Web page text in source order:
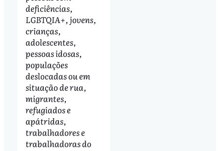
deficiências,
LGBTQIA+, jovens,
crianças,
adolescentes,
pessoas idosas,
populações
deslocadas ou em
situação de rua,
migrantes,
refugiados e
apátridas,
trabalhadores e
trabalhadoras do